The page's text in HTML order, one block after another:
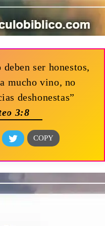
ser honestos,
mucho vino, no
deshonestas”
3:8